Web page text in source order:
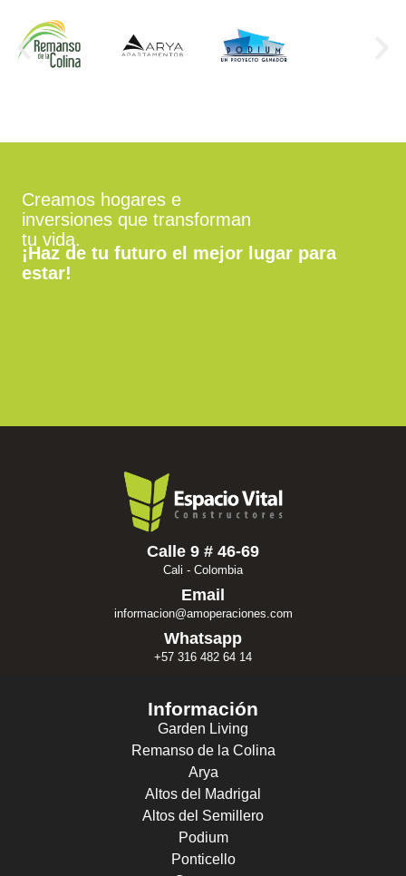
Creamos hogares e
inversiones que transforman
tu vida.
¡Haz de tu futuro el mejor lugar para
estar!
Calle 9 # 46-69
Cali - Colombia
Email
informacion@amoperaciones.com
Whatsapp
+57 316 482 64 14
Información
Garden Living
Remanso de la Colina
Arya
Altos del Madrigal
Altos del Semillero
Podium
Ponticello